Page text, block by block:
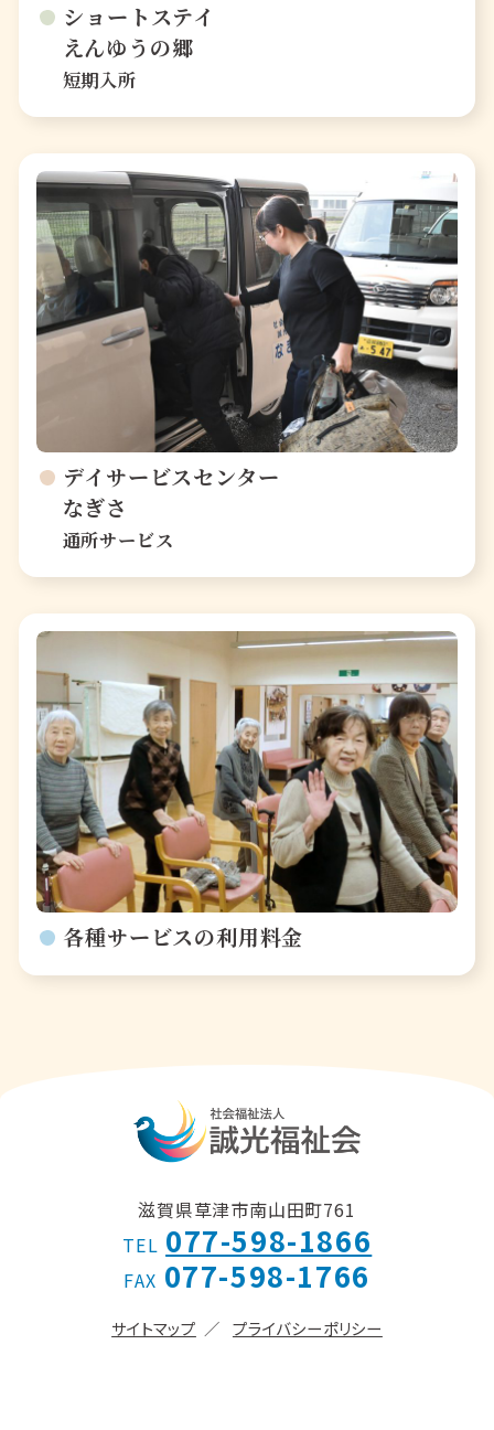
ショートステイ
えんゆうの郷
短期入所
デイサービスセンター
なぎさ
通所サービス
各種サービスの利用料金
滋賀県草津市南山田町761
TEL 077-598-1866
FAX 077-598-1766
サイトマップ プライバシーポリシー